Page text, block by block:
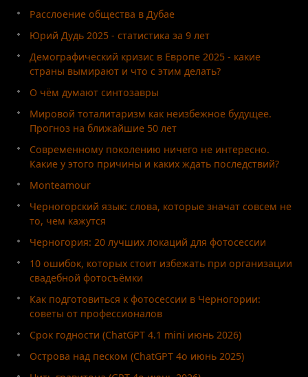
Расслоение общества в Дубае
Юрий Дудь 2025 - статистика за 9 лет
Демографический кризис в Европе 2025 - какие
страны вымирают и что с этим делать?
О чём думают синтозавры
Мировой тоталитаризм как неизбежное будущее.
Прогноз на ближайшие 50 лет
Современному поколению ничего не интересно.
Какие у этого причины и каких ждать последствий?
Monteamour
Черногорский язык: слова, которые значат совсем не
то, чем кажутся
Черногория: 20 лучших локаций для фотосессии
10 ошибок, которых стоит избежать при организации
свадебной фотосъёмки
Как подготовиться к фотосессии в Черногории:
советы от профессионалов
Срок годности (ChatGPT 4.1 mini июнь 2026)
Острова над песком (ChatGPT 4o июнь 2025)